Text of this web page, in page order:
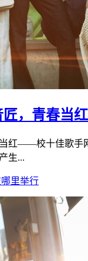
匠，青春当
红——校十佳歌手
生...
里举行